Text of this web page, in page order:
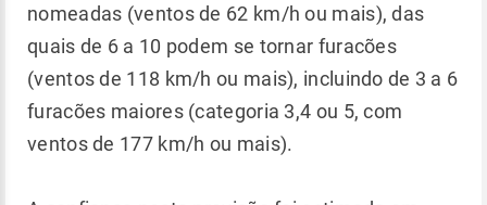
nomeadas (ventos de 62 km/h ou mais), das
quais de 6 a 10 podem se tornar furacões
(ventos de 118 km/h ou mais), incluindo de 3 a 6
furacões maiores (categoria 3,4 ou 5, com
ventos de 177 km/h ou mais).